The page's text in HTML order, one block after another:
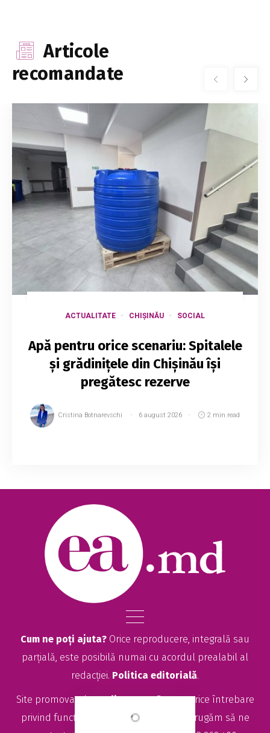
Articole
recomandate
ACTUALITATE CHIȘINĂU SOCIAL
Apă pentru orice scenariu: Spitalele
și grădinițele din Chișinău își
pregătesc rezerve
Cristina Botnarevschi 6 august 2026 2 min read
Nistrului și a reducerii volumului de apă din lacul
d...
Cum ne poți ajuta? Orice reproducere, integrală sau
parțială, este posibilă numai cu acordul prealabil al
redacției. Politica editorială.
Site promovat deseolitte.com. Pentru orice întrebare
privind funcționarea site-ului EA.md, vă rugăm să ne